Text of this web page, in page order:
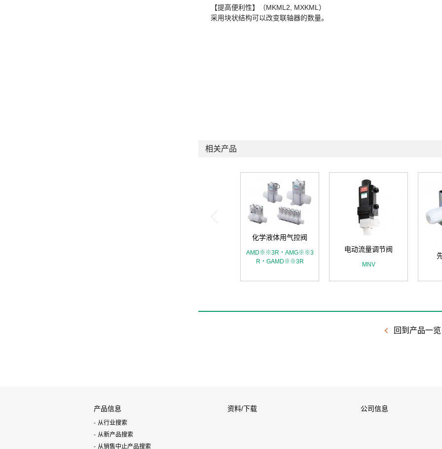
【提高便利性】（MKML2, MXKML）
采用块状结构可以改变联轴器的数量。
相关产品
化学液体用气控阀
AMD※※3R・AMG※※3
R・GAMD※※3R
电动流量调节阀
MNV
回到产品一览
产品信息
从行业搜索
从新产品搜索
从销售中止产品搜索
资料/下载 公司信息